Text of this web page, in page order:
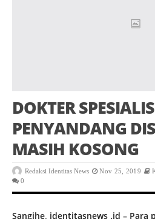
DOKTER
PENYANDANG
MASIH KOSONG
Redaksi Identitas News Nov 25, 2019
0
Sangihe, identitasnews .id – Para